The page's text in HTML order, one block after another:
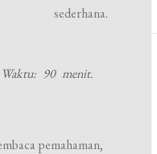
sederhana.
90 menit.
pemahaman,